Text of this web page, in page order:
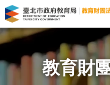
教
育
團
資
料
網
站
選
教育財